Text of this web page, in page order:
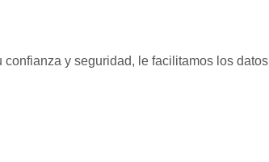
y seguridad, le facilitamos los datos